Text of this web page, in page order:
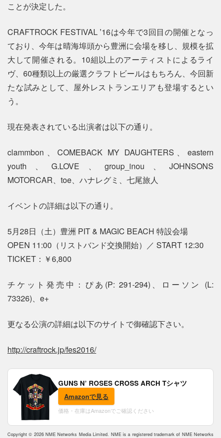
ことが決定した。
CRAFTROCK FESTIVAL ʼ16は今年で3回目の開催となっ
ており、今年は晴海埠頭から豊洲に会場を移し、規模を拡
大して開催される。10組以上のアーティストによるライ
ヴ、60種類以上の厳選クラフトビールはもちろん、今回新
たな試みとして、屋外レストランエリアも登場するとい
う。
現在発表されている出演者は以下の通り。
clammbon、COMEBACK MY DAUGHTERS、eastern
youth、G.LOVE、group_inou、JOHNSONS
MOTORCAR、toe、ハナレグミ、七尾旅人
イベントの詳細は以下の通り。
5月28日（土）豊洲 PIT & MAGIC BEACH 特設会場
OPEN 11:00（リストバンド交換開始）／ START 12:30
TICKET：￥6,800
チケット発売中：ぴあ(P: 291-294)、ローソン (L:
73326)、e+
更なる公演の詳細は以下のサイトで御確認下さい。
http://craftrock.jp/fes2016/
GUNS N’ ROSES CROSS ARCH Tシャツ
Amazonで見る
価格・在庫はAmazonでご確認ください
Copyright © 2026 NME Networks Media Limited. NME is a registered trademark of NME Networks